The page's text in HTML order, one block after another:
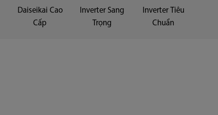
DÙNG
TOSHIBA
Daiseikai Cao
Cấp
Inverter Sang
Trọng
Inverter Tiêu
Chuẩn